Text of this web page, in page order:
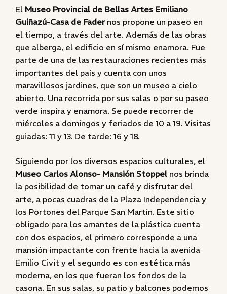
El Museo Provincial de Bellas Artes Emiliano
Guiñazú-Casa de Fadernos propone un paseo en
el tiempo, a través del arte. Además de las obras
que alberga, el edificio en sí mismo enamora. Fue
parte de una de las restauraciones recientes más
importantes del país y cuenta con unos
maravillosos jardines, que son un museo a cielo
abierto. Una recorrida por sus salas o por su paseo
verde inspira y enamora. Se puede recorrer de
miércoles a domingos y feriados de 10 a 19. Visitas
guiadas: 11 y 13. De tarde: 16 y 18.
Siguiendo por los diversos espacios culturales, el
Museo Carlos Alonso- Mansión Stoppel nos brinda
la posibilidad de tomar un café y disfrutar del
arte, a pocas cuadras de la Plaza Independencia y
los Portones del Parque San Martín. Este sitio
obligado para los amantes de la plástica cuenta
con dos espacios, el primero corresponde a una
mansión impactante con frente hacia la avenida
Emilio Civit y el segundo es con estética más
moderna, en los que fueran los fondos de la
casona. En sus salas, su patio y balcones podemos